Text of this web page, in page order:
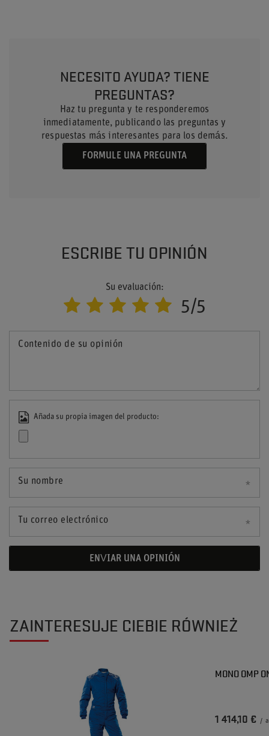
NECESITO AYUDA? TIENE
PREGUNTAS?
Haz tu pregunta y te responderemos
inmediatamente, publicando las preguntas y
respuestas más interesantes para los demás.
FORMULE UNA PREGUNTA
ESCRIBE TU OPINIÓN
Su evaluación:
5/5
Contenido de su opinión
Añada su propia imagen del producto:
Su nombre
Tu correo electrónico
ENVIAR UNA OPINIÓN
ZAINTERESUJE CIEBIE RÓWNIEŻ
MONO OMP
1 414,10 € /